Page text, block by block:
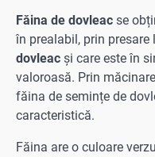
Făina de dovleac se
în prealabil, prin presare
dovleac și care este în
valoroasă. Prin
făina de semințe de
caracteristică.
Făina are o culoare